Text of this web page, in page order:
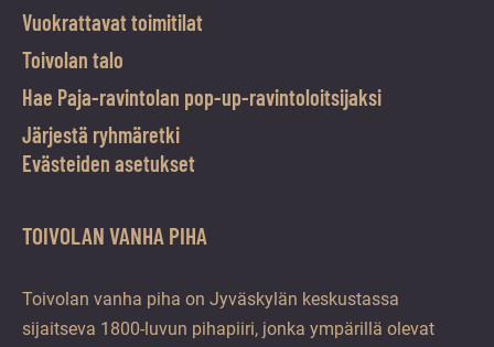
Vuokrattavat toimitilat
Toivolan talo
Hae Paja-ravintolan pop-up-ravintoloitsijaksi
Järjestä ryhmäretki
Evästeiden asetukset
TOIVOLAN VANHA PIHA
Toivolan vanha piha on Jyväskylän keskustassa
sijaitseva 1800-luvun pihapiiri, jonka ympärillä olevat